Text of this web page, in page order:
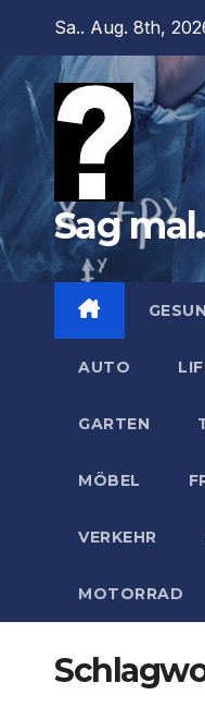
springen
Sa.. Aug. 8th,
Sag
AUTO
GARTEN
MÖBEL
VERKEHR
MOTORRAD